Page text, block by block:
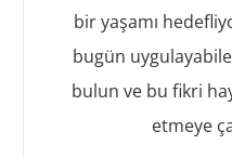
bir yaşamı
bugün
bulun ve bu fikri
etmeye